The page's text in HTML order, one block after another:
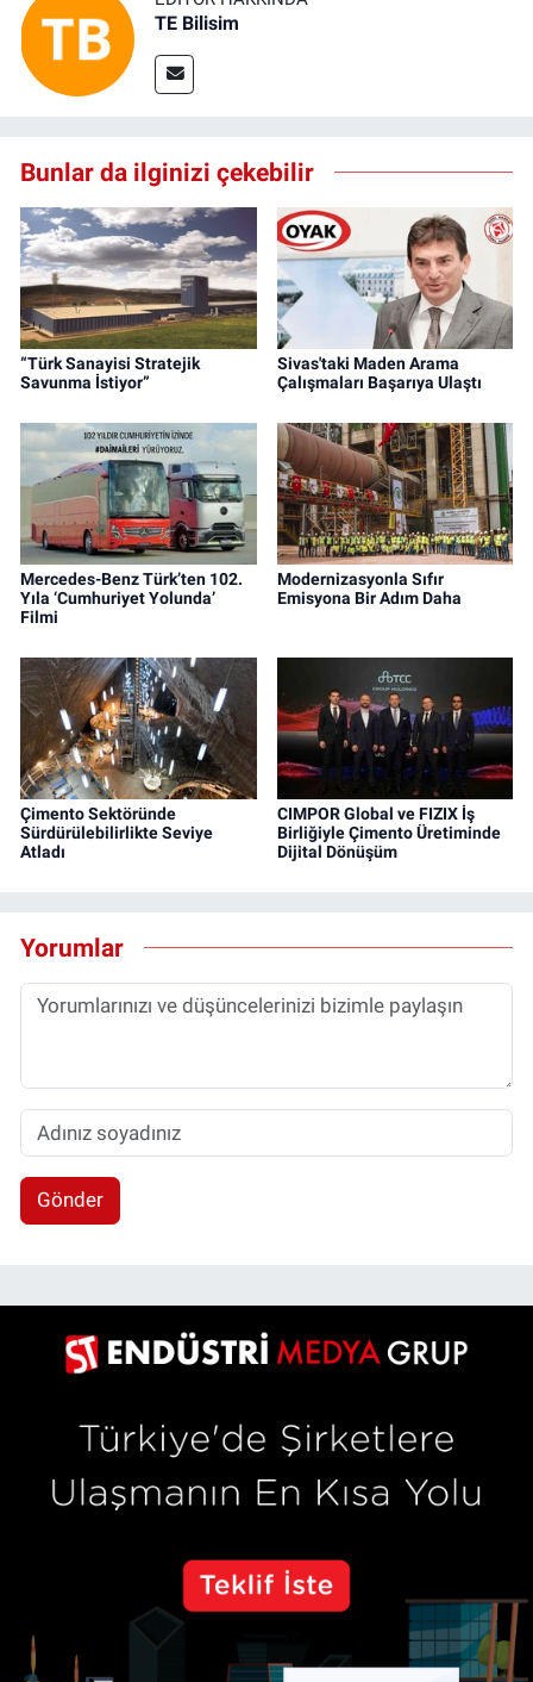
TE Bilisim
Bunlar da ilginizi çekebilir
“Türk Sanayisi Stratejik
Savunma İstiyor”
Sivas'taki Maden Arama
Çalışmaları Başarıya Ulaştı
Mercedes-Benz Türk’ten 102.
Yıla ‘Cumhuriyet Yolunda’
Filmi
Modernizasyonla Sıfır
Emisyona Bir Adım Daha
Çimento Sektöründe
Sürdürülebilirlikte Seviye
Atladı
CIMPOR Global ve FIZIX İş
Birliğiyle Çimento Üretiminde
Dijital Dönüşüm
Yorumlar
Gönder